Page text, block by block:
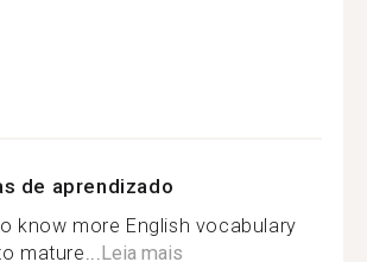
de aprendizado
know more English vocabulary
mature...Leia mais